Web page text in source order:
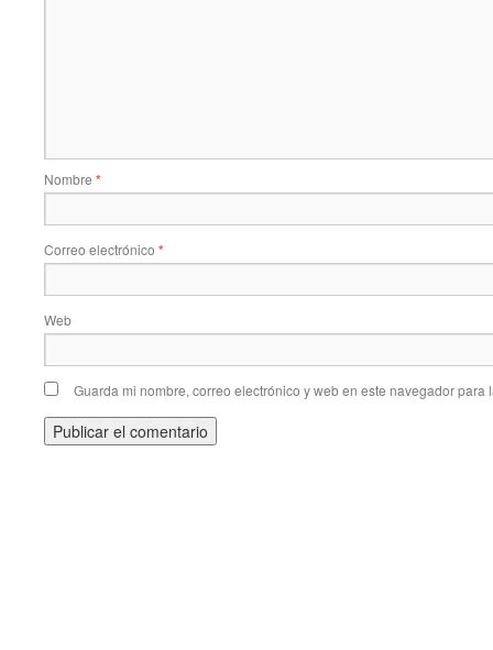
Nombre *
Correo electrónico *
Web
Guarda mi nombre, correo electrónico y web en este navegador para